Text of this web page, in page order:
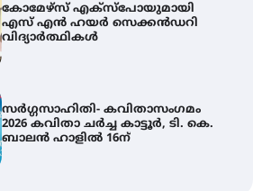
കോമേഴ്സ് എക്സ്പോയുമായി
എസ് എൻ ഹയർ സെക്കൻഡറി
വിദ്യാർത്ഥികൾ
സർഗ്ഗസാഹിതി- കവിതാസംഗമം
2026 കവിതാ ചർച്ച കാട്ടൂർ, ടി. കെ.
ബാലൻ ഹാളിൽ 16ന്